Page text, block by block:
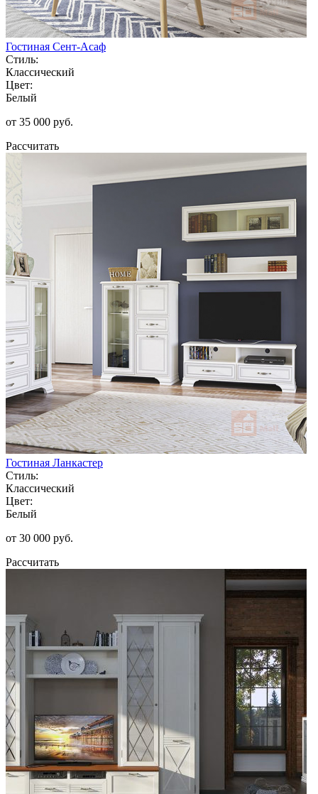
Гостиная Сент-Асаф
Стиль:
Классический
Цвет:
Белый
от 35 000 руб.
Рассчитать
Гостиная Ланкастер
Стиль:
Классический
Цвет:
Белый
от 30 000 руб.
Рассчитать